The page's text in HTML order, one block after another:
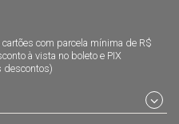
com parcela mínima de R$
à vista no boleto e PIX
descontos)